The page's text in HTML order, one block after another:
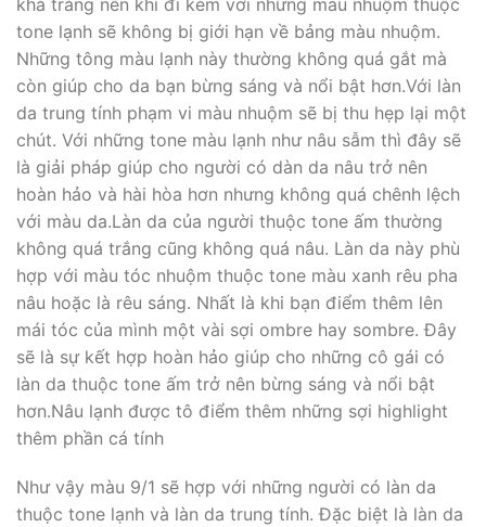
tone lạnh sẽ không bị giới hạn về bảng màu nhuộm.
Những tông màu lạnh này thường không quá gắt mà
còn giúp cho da bạn bừng sáng và nổi bật hơn.Với làn
da trung tính phạm vi màu nhuộm sẽ bị thu hẹp lại một
chút. Với những tone màu lạnh như nâu sẫm thì đây sẽ
là giải pháp giúp cho người có dàn da nâu trở nên
hoàn hảo và hài hòa hơn nhưng không quá chênh lệch
với màu da.Làn da của người thuộc tone ấm thường
không quá trắng cũng không quá nâu. Làn da này phù
hợp với màu tóc nhuộm thuộc tone màu xanh rêu pha
nâu hoặc là rêu sáng. Nhất là khi bạn điểm thêm lên
mái tóc của mình một vài sợi ombre hay sombre. Đây
sẽ là sự kết hợp hoàn hảo giúp cho những cô gái có
làn da thuộc tone ấm trở nên bừng sáng và nổi bật
hơn.Nâu lạnh được tô điểm thêm những sợi highlight
thêm phần cá tính
Như vậy màu 9/1 sẽ hợp với những người có làn da
thuộc tone lạnh và làn da trung tính. Đặc biệt là làn da